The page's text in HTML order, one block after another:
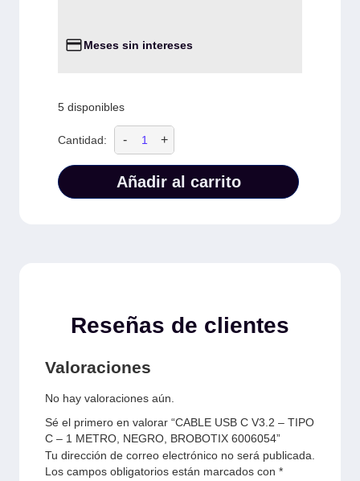
Meses sin intereses
5 disponibles
Cantidad: - +
Añadir al carrito
Reseñas de clientes
Valoraciones
No hay valoraciones aún.
Sé el primero en valorar “CABLE USB C V3.2 – TIPO
C – 1 METRO, NEGRO, BROBOTIX 6006054”
Tu dirección de correo electrónico no será publicada.
Los campos obligatorios están marcados con *